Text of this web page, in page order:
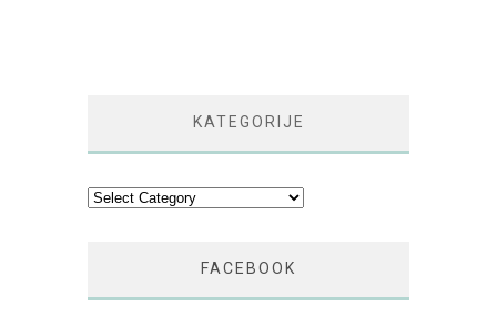
KATEGORIJE
Kategorije
FACEBOOK